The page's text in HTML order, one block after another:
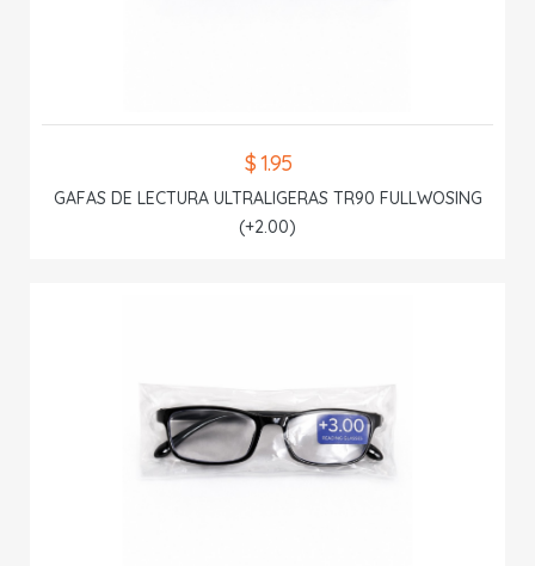
$ 1.95
GAFAS DE LECTURA ULTRALIGERAS TR90 FULLWOSING
(+2.00)